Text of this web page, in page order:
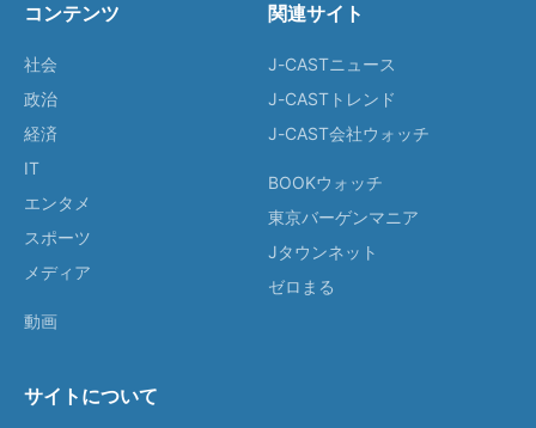
コンテンツ
社会
政治
経済
IT
エンタメ
スポーツ
メディア
動画
関連サイト
J-CASTニュース
J-CASTトレンド
J-CAST会社ウォッチ
BOOKウォッチ
東京バーゲンマニア
Jタウンネット
ゼロまる
サイトについて